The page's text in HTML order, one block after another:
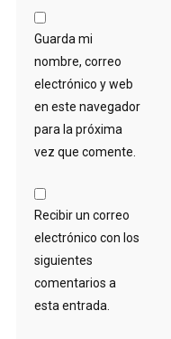
Guarda mi
nombre, correo
electrónico y web
en este navegador
para la próxima
vez que comente.
Recibir un correo
electrónico con los
siguientes
comentarios a
esta entrada.